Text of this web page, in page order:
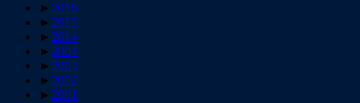
► 2016
► 2015
► 2014
► 2004
► 2003
► 2002
► 2001